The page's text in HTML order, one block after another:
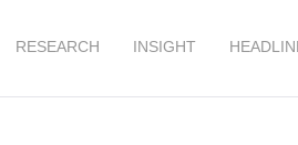
RESEARCH INSIGHT